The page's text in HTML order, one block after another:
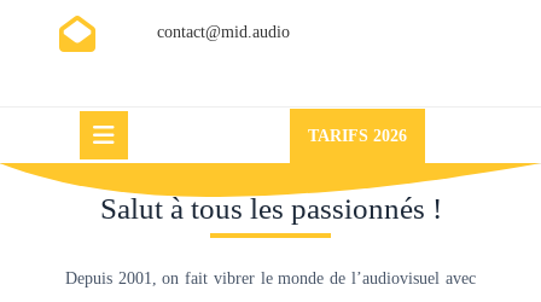
contact@mid.audio
Open
TARIFS 2026Request
quote
Salut à tous les passionnés !
Depuis 2001, on fait vibrer le monde de l’audiovisuel avec